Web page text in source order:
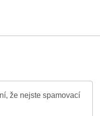
že nejste spamovací